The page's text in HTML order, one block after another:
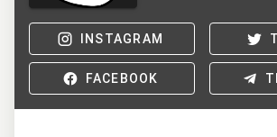
INSTAGRAM
FACEBOOK